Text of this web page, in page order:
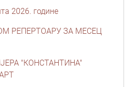
2026. године
РЕПЕРТОАРУ ЗА МЕСЕЦ
"КОНСТАНТИНА"